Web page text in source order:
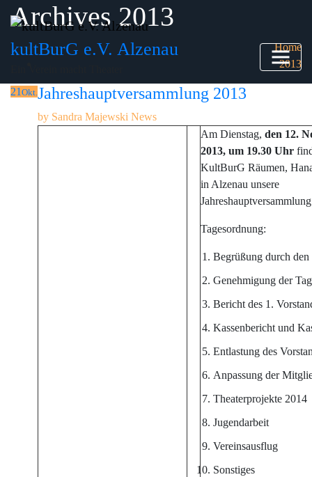
Skip
content
kultBurG e.V. Alzenau
Archives 2013
Home
2013
21 Okt.Jahreshauptversammlung 2013
by Sandra Majewski News
Am Dienstag, den 12.
2013, um 19.30 Uhr
KultBurG Räumen,
in Alzenau unsere
Tagesordnung:
Begrüßung durch den
Genehmigung der
Bericht des 1.
Kassenbericht und
Entlastung des
Anpassung der
Theaterprojekte 2014
Jugendarbeit
Vereinsausflug
Sonstiges